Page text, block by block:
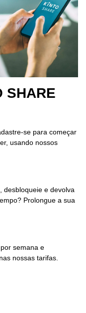
SHARE
se para começar
usando nossos
desbloqueie e devolva
Prolongue a sua
semana e
nossas tarifas.